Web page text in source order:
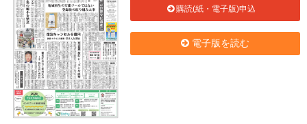
購読(紙・電子版)申込
電子版を読む